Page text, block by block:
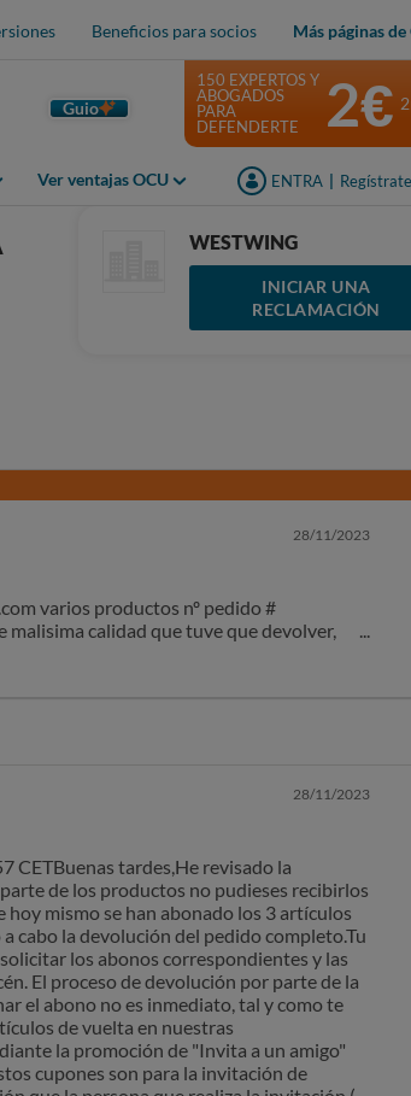
Beneficios para socios Más páginas de
Guio
Ver ventajas OCU ENTRA Regístrate
150 EXPERTOS Y
ABOGADOS
PARA
DEFENDERTE
2€
WESTWING
INICIAR UNA
RECLAMACIÓN
28/11/2023
varios productos nº pedido #
malisima calidad que tuve que devolver,
de productos que, ni he recibido ni se me
pues iban unos pendientes para ella.A mi
a mi cuenta el bono de 30 eur que
devuelvan el coste del envio de 4.99€ ,
hice la compra no he recibido nada a
que hizo compra por mas de 100 eur ,
devolución del doble del importe
28/11/2023
tardes,He revisado la
de los productos no pudieses recibirlos
mismo se han abonado los 3 artículos
cabo la devolución del pedido completo.Tu
los abonos correspondientes y las
El proceso de devolución por parte de la
el abono no es inmediato, tal y como te
de vuelta en nuestras
la promoción de "Invita a un amigo"
cupones son para la invitación de